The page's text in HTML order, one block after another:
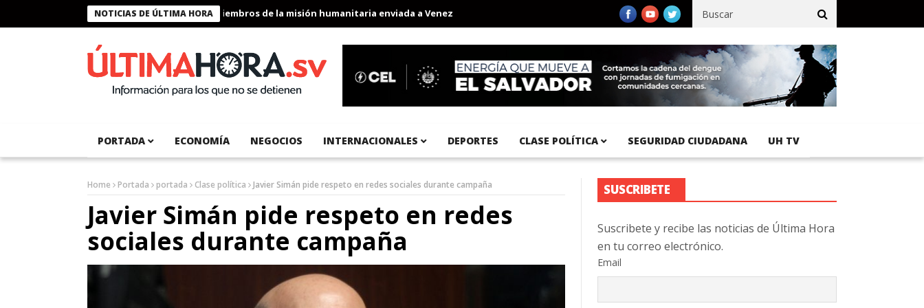
NOTICIAS DE ÚLTIMA HORA
Presidente Bukele condecora a miembros de la misión humanitaria enviada a Venezuela Aeropuerto Internacional del Pacífico registra 92 % de avance en obras de terracería
PORTADA ECONOMÍA NEGOCIOS INTERNACIONALES DEPORTES CLASE POLÍTICA SEGURIDAD CIUDADANA UH TV
Home Portada portada Clase política Javier Simán pide respeto en redes sociales durante campaña
Javier Simán pide respeto en redes
sociales durante campaña
SUSCRIBETE
Suscribete y recibe las noticias de Última Hora
en tu correo electrónico.
Email